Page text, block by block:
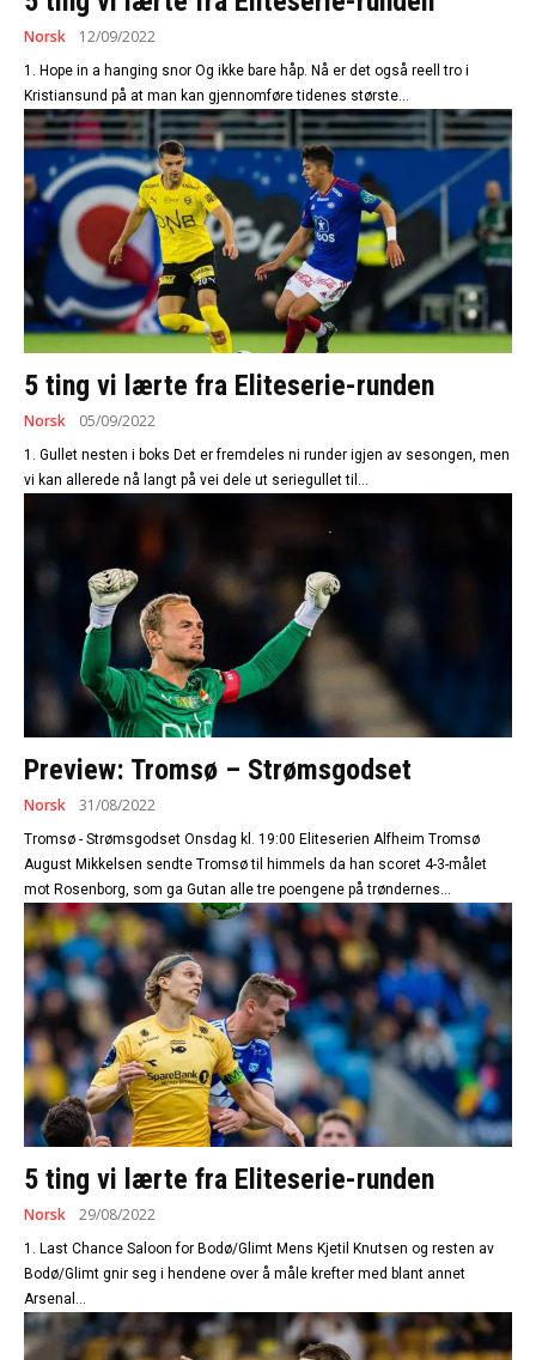
Norsk 12/09/2022
1. Hope in a hanging snor Og ikke bare håp. Nå er det også reell tro i
Kristiansund på at man kan gjennomføre tidenes største...
5 ting vi lærte fra Eliteserie-runden
Norsk 05/09/2022
1. Gullet nesten i boks Det er fremdeles ni runder igjen av sesongen, men
vi kan allerede nå langt på vei dele ut seriegullet til...
Preview: Tromsø – Strømsgodset
Norsk 31/08/2022
Tromsø - Strømsgodset Onsdag kl. 19:00 Eliteserien Alfheim Tromsø
August Mikkelsen sendte Tromsø til himmels da han scoret 4-3-målet
mot Rosenborg, som ga Gutan alle tre poengene på trøndernes...
5 ting vi lærte fra Eliteserie-runden
Norsk 29/08/2022
1. Last Chance Saloon for Bodø/Glimt Mens Kjetil Knutsen og resten av
Bodø/Glimt gnir seg i hendene over å måle krefter med blant annet
Arsenal...